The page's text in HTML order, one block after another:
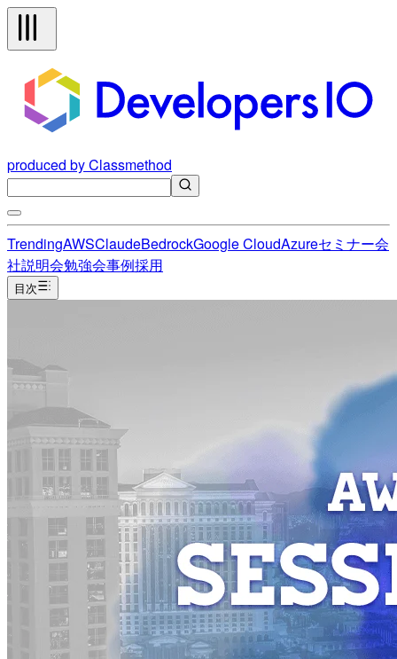
produced by Classmethod
TrendingAWSClaudeBedrockGoogle CloudAzureセミナー会
社説明会勉強会事例採用
目次